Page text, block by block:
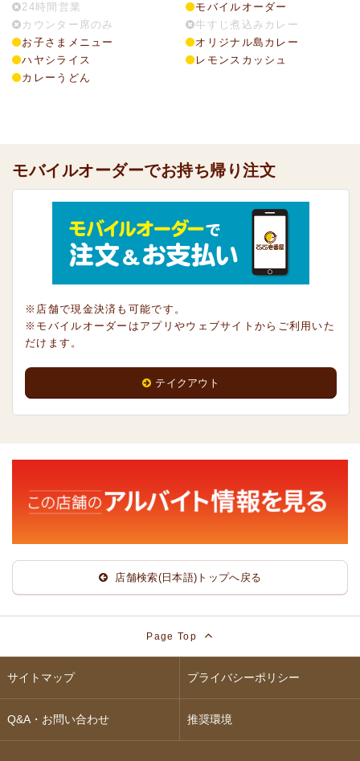
24時間営業
カウンター席のみ
お子さまメニュー
ハヤシライス
カレーうどん
モバイルオーダー
牛すじ煮込みカレー
オリジナル島カレー
レモンスカッシュ
モバイルオーダーでお持ち帰り注文
※店舗で現金決済も可能です。
※モバイルオーダーはアプリやウェブサイトからご利用いた
だけます。
テイクアウト
店舗検索(日本語)トップへ戻る
Page Top
サイトマップ プライバシーポリシー
Q&A・お問い合わせ 推奨環境